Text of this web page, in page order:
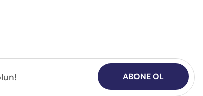
ABONE OL